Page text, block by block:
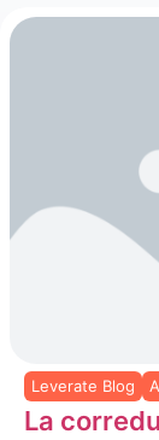
Leverate Blog
La